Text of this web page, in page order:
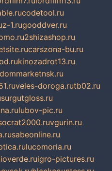
codetool.ru
1.rugooddver.ru
2shizashop.ru
carszona-bu.ru
kinozadrot13.ru
dommarketnsk.ru
veles-doroga.rutb02.ru
surgutgloss.ru
lubov-pic.ru
vgurin.ru
sabeonline.ru
lucomoria.ru
igro-pictures.ru